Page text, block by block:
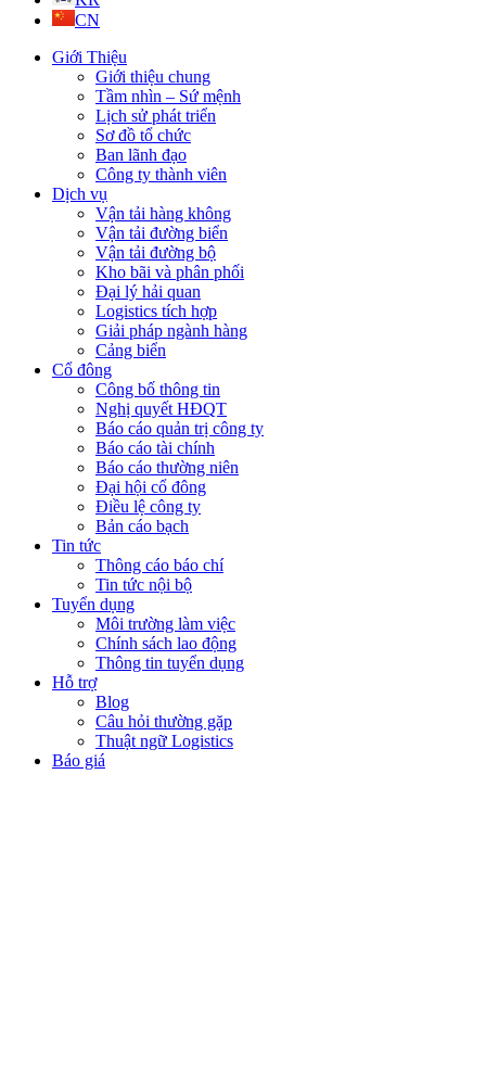
CN
Giới Thiệu
Giới thiệu chung
Tầm nhìn – Sứ mệnh
Lịch sử phát triển
Sơ đồ tổ chức
Ban lãnh đạo
Công ty thành viên
Dịch vụ
Vận tải hàng không
Vận tải đường biển
Vận tải đường bộ
Kho bãi và phân phối
Đại lý hải quan
Logistics tích hợp
Giải pháp ngành hàng
Cảng biển
Cổ đông
Công bố thông tin
Nghị quyết HĐQT
Báo cáo quản trị công ty
Báo cáo tài chính
Báo cáo thường niên
Đại hội cổ đông
Điều lệ công ty
Bản cáo bạch
Tin tức
Thông cáo báo chí
Tin tức nội bộ
Tuyển dụng
Môi trường làm việc
Chính sách lao động
Thông tin tuyển dụng
Hỗ trợ
Blog
Câu hỏi thường gặp
Thuật ngữ Logistics
Báo giá